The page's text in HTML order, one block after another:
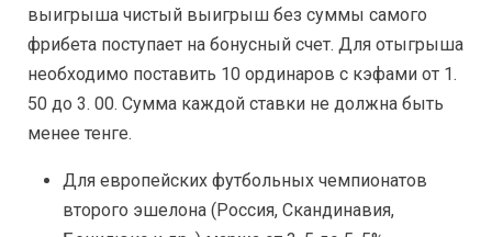
выигрыша чистый выигрыш без суммы самого
фрибета поступает на бонусный счет. Для отыгрыша
необходимо поставить 10 ординаров с кэфами от 1.
50 до 3. 00. Сумма каждой ставки не должна быть
менее тенге.
Для европейских футбольных чемпионатов
второго эшелона (Россия, Скандинавия,